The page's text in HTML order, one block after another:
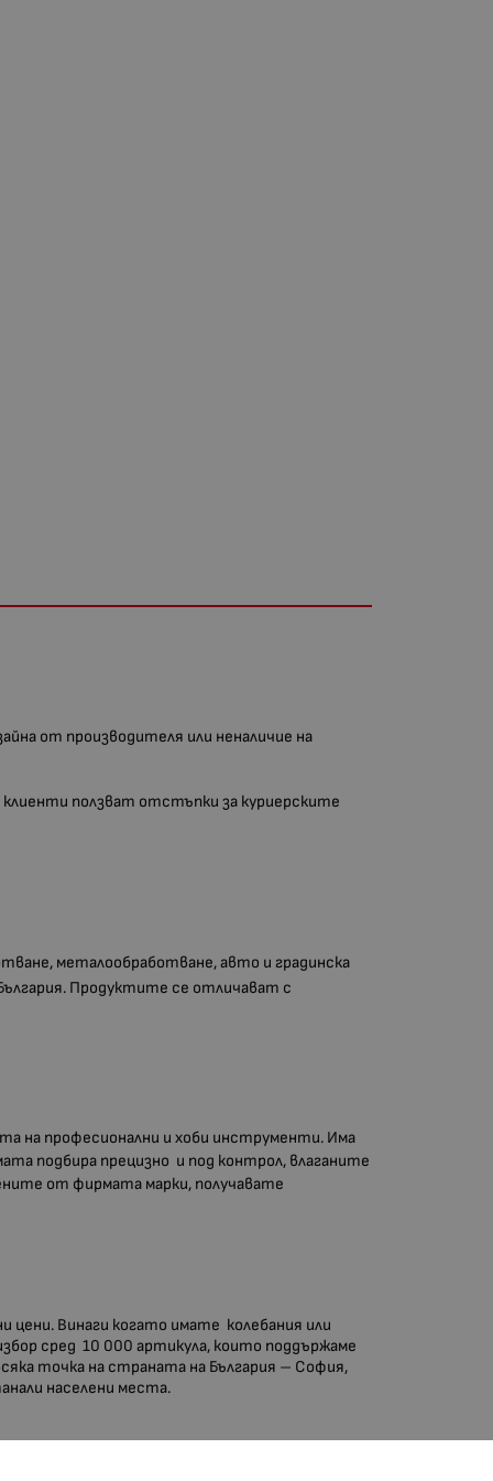
от производителя или неналичие на
клиенти ползват отстъпки за куриерските
металообработване, авто и градинска
Продуктите се отличават с
на професионални и хоби инструменти. Има
подбира прецизно и под контрол, влаганите
от фирмата марки, получавате
цени. Винаги когато имате колебания или
сред 10 000 артикула, които поддържаме
точка на страната на България – София,
населени места.